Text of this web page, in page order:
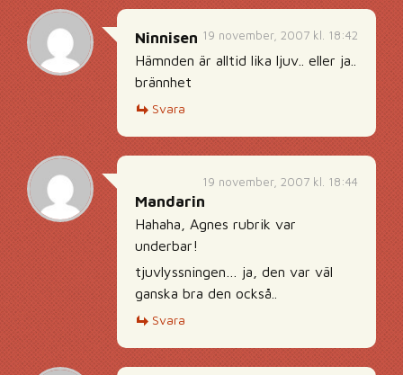
19 november, 2007 kl. 18:42
Ninnisen
Hämnden är alltid lika ljuv.. eller ja..
brännhet
Svara
19 november, 2007 kl. 18:44
Mandarin
Hahaha, Agnes rubrik var
underbar!
tjuvlyssningen… ja, den var väl
ganska bra den också..
Svara